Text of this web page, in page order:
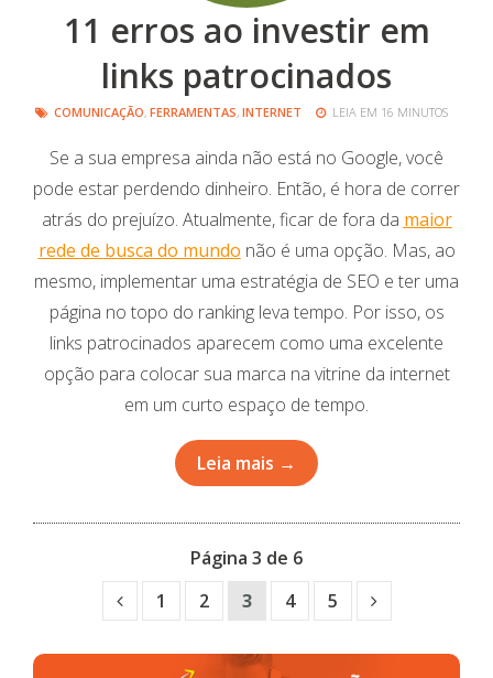
11 erros ao investir em
links patrocinados
COMUNICAÇÃO, FERRAMENTAS, INTERNET LEIA EM 16 MINUTOS
Se a sua empresa ainda não está no Google, você
pode estar perdendo dinheiro. Então, é hora de correr
atrás do prejuízo. Atualmente, ficar de fora da maior
rede de busca do mundo não é uma opção. Mas, ao
mesmo, implementar uma estratégia de SEO e ter uma
página no topo do ranking leva tempo. Por isso, os
links patrocinados aparecem como uma excelente
opção para colocar sua marca na vitrine da internet
em um curto espaço de tempo.
Leia mais →
Página 3 de 6
1
2 3 4 5